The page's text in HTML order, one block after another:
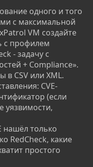
одного и того
с максимальной
VM создайте
с профилем
- задачу с
+ Compliance».
в CSV или XML.
CVE-
(если
уязвимости,
нашёл только
RedCheck, какие
простого